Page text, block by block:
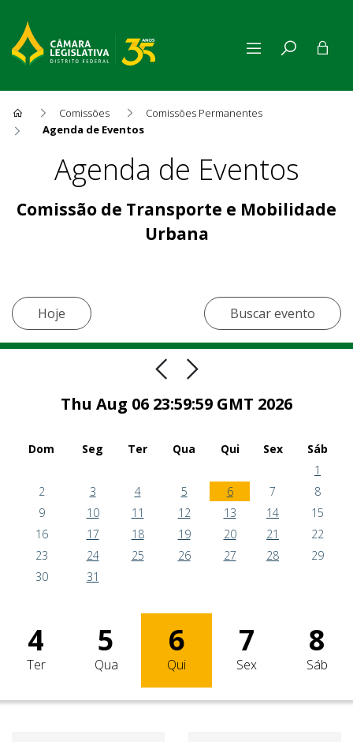
Comissões
Comissões Permanentes
Agenda de Eventos
Agenda de Eventos
Agenda de Eventos
Comissão de Transporte e Mobilidade
Urbana
Hoje Buscar evento
Thu Aug 06 23:59:59 GMT 2026
Dom Seg Ter Qua Qui Sex
Sáb
1
2
3 4 5 6 7
8
9
10 11 12 13 14
15
16
17 18 19 20 21
22
23
24 25 26 27 28
29
30
31
4
Ter
5
Qua
6
Qui
7
Sex
8
Sáb